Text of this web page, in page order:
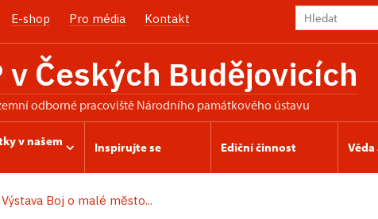
E-shop Pro média Kontakt
v Českých Budějovicích
odborné pracoviště Národního památkového ústavu
v našem
Inspirujte se Ediční činnost Věda
Výstava Boj o malé město...